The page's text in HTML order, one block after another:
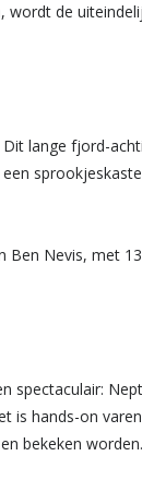
wordt de
lange fjord-
Ben Nevis, met
spectaculair:
is hands-on
bekeken